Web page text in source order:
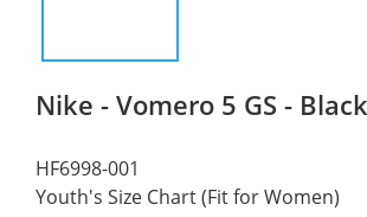
Nike - Vomero 5 GS -
HF6998-001
Youth's Size Chart (Fit for Women)